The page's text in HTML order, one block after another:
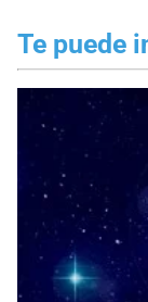
Te puede